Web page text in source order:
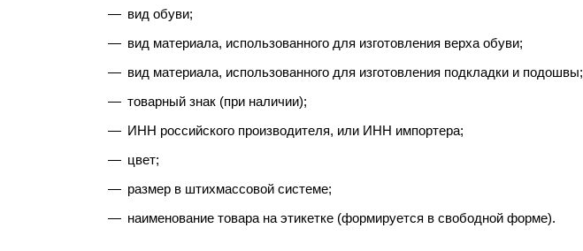
вид обуви;
вид материала, использованного для изготовления верха обуви;
вид материала, использованного для изготовления подкладки и подошвы;
товарный знак (при наличии);
ИНН российского производителя, или ИНН импортера;
цвет;
размер в штихмассовой системе;
наименование товара на этикетке (формируется в свободной форме).